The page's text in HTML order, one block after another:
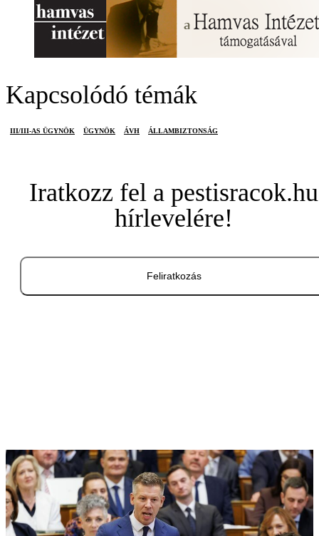
Kapcsolódó témák
III/III-AS ÜGYNÖK ÜGYNÖK ÁVH ÁLLAMBIZTONSÁG
Iratkozz fel a pestisracok.hu
hírlevelére!
Feliratkozás